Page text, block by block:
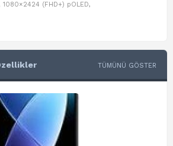
(FHD+) pOLED,
TÜMÜNÜ GÖSTER